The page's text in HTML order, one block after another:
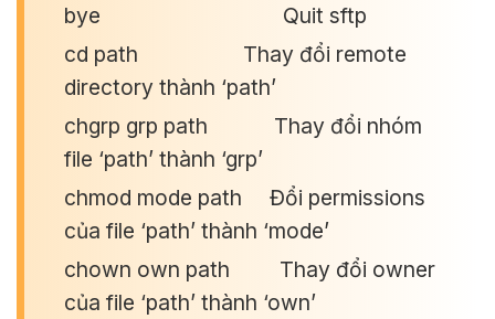
bye Quit sftp
cd path Thay đổi remote
directory thành ‘path’
chgrp grp path Thay đổi nhóm
file ‘path’ thành ‘grp’
chmod mode path Đổi permissions
của file ‘path’ thành ‘mode’
chown own path Thay đổi owner
của file ‘path’ thành ‘own’